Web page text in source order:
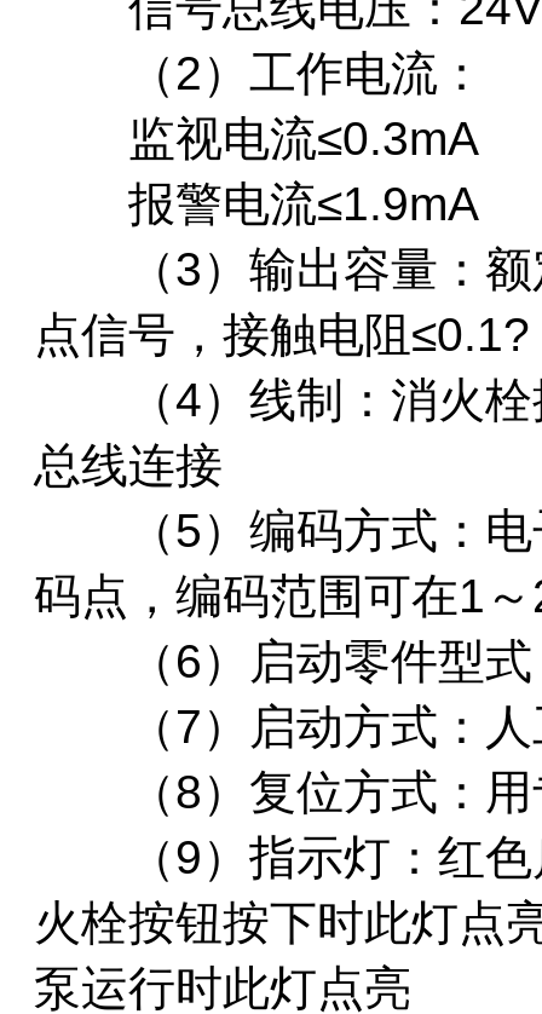
（2）工作电流：
监视电流≤0.3mA
报警电流≤1.9mA
（3）输出容量：额
点信号，接触电阻≤0.1?
（4）线制：消火栓
总线连接
（5）编码方式：电
码点，编码范围可在1
（6）启动零件型式
（7）启动方式：人
（8）复位方式：用
（9）指示灯：红色
火栓按钮按下时此灯点
泵运行时此灯点亮